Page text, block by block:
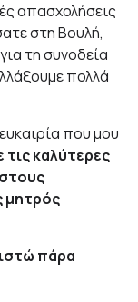
απασχολήσεις
στη Βουλή,
τη συνοδεία
πολλά
που μου
τις καλύτερες
μητρός
πάρα